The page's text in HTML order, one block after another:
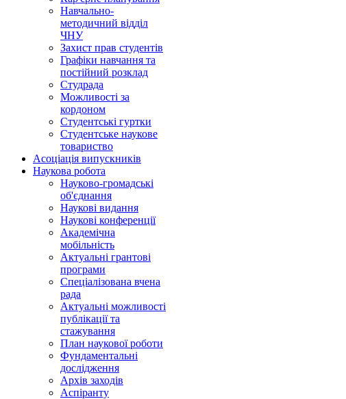
Навчально-
методичний відділ
ЧНУ
Захист прав студентів
Графіки навчання та
постійний розклад
Студрада
Можливості за
кордоном
Студентські гуртки
Студентське наукове
товариство
Асоціація випускників
Наукова робота
Науково-громадські
об'єднання
Наукові видання
Наукові конференції
Академічна
мобільність
Актуальні грантові
програми
Спеціалізована вчена
рада
Актуальні можливості
публікації та
стажування
План наукової роботи
Фундаментальні
дослідження
Архів заходів
Аспіранту